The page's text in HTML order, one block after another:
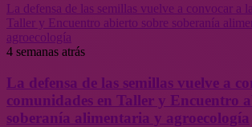
La defensa de las semillas vuelve a convocar a
Taller y Encuentro abierto sobre soberanía
agroecología
4 semanas atrás
La defensa de las semillas vuelve a
comunidades en Taller y Encuentro
soberanía alimentaria y agroecología